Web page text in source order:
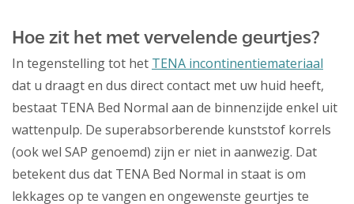
Hoe zit het met vervelende geurtjes?
In tegenstelling tot het TENA incontinentiemateriaal
dat u draagt en dus direct contact met uw huid heeft,
bestaat TENA Bed Normal aan de binnenzijde enkel uit
wattenpulp. De superabsorberende kunststof korrels
(ook wel SAP genoemd) zijn er niet in aanwezig. Dat
betekent dus dat TENA Bed Normal in staat is om
lekkages op te vangen en ongewenste geurtjes te